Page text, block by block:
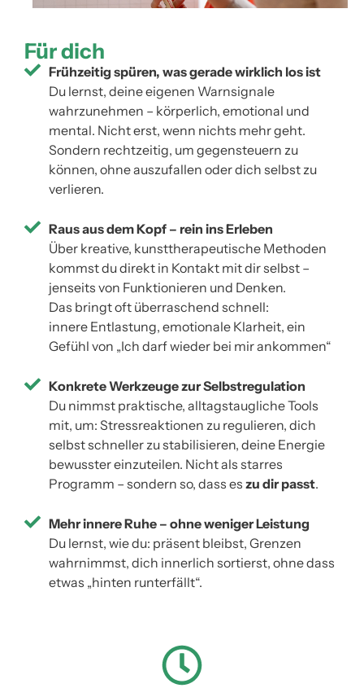
Für dich
Frühzeitig spüren, was gerade wirklich los ist
Du lernst, deine eigenen Warnsignale
wahrzunehmen – körperlich, emotional und
mental. Nicht erst, wenn nichts mehr geht.
Sondern rechtzeitig, um gegensteuern zu
können, ohne auszufallen oder dich selbst zu
verlieren.
Raus aus dem Kopf – rein ins Erleben
Über kreative, kunsttherapeutische Methoden
kommst du direkt in Kontakt mit dir selbst –
jenseits von Funktionieren und Denken.
Das bringt oft überraschend schnell:
innere Entlastung, emotionale Klarheit, ein
Gefühl von „Ich darf wieder bei mir ankommen“
Konkrete Werkzeuge zur Selbstregulation
Du nimmst praktische, alltagstaugliche Tools
mit, um: Stressreaktionen zu regulieren, dich
selbst schneller zu stabilisieren, deine Energie
bewusster einzuteilen. Nicht als starres
Programm – sondern so, dass es zu dir passt.
Mehr innere Ruhe – ohne weniger Leistung
Du lernst, wie du: präsent bleibst, Grenzen
wahrnimmst, dich innerlich sortierst, ohne dass
etwas „hinten runterfällt“.